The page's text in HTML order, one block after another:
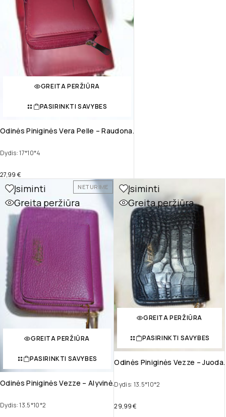
GREITA PERŽIŪRA
PASIRINKTI SAVYBES
Odinės Piniginės Vera Pelle – Raudona.
Dydis: 17*10*4
27,99 €
NETURIME
Įsiminti
Greita peržiūra
GREITA PERŽIŪRA
PASIRINKTI SAVYBES
Odinės Piniginės Vezze – Alyvinė.
Dydis: 13.5*10*2
Įsiminti
Greita peržiūra
GREITA PERŽIŪRA
PASIRINKTI SAVYBES
Odinės Piniginės Vezze – Juoda.
Dydis: 13.5*10*2
29,99€